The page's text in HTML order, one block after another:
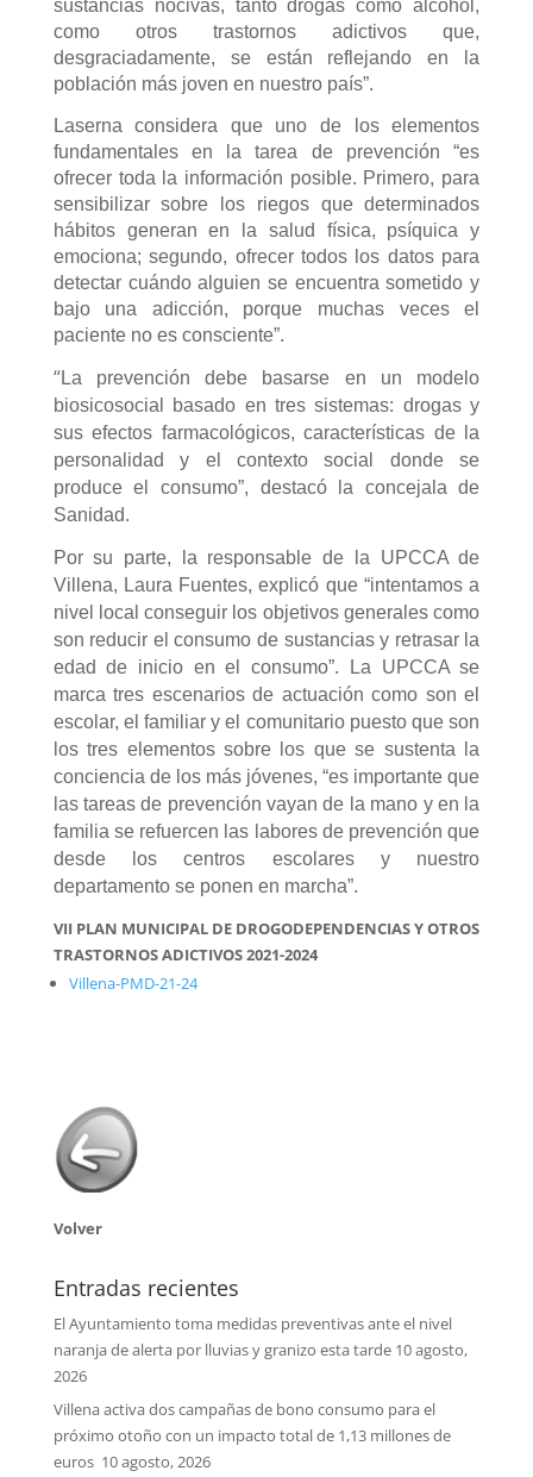
sustancias nocivas, tanto drogas como alcohol,
como otros trastornos adictivos que,
desgraciadamente, se están reflejando en la
población más joven en nuestro país”.
Laserna considera que uno de los elementos
fundamentales en la tarea de prevención “es
ofrecer toda la información posible. Primero, para
sensibilizar sobre los riegos que determinados
hábitos generan en la salud física, psíquica y
emociona; segundo, ofrecer todos los datos para
detectar cuándo alguien se encuentra sometido y
bajo una adicción, porque muchas veces el
paciente no es consciente”.
“La prevención debe basarse en un modelo
biosicosocial basado en tres sistemas: drogas y
sus efectos farmacológicos, características de la
personalidad y el contexto social donde se
produce el consumo”, destacóla concejala de
Sanidad.
Por su parte, la responsable de la UPCCA de
Villena, Laura Fuentes, explicó que “intentamos a
nivel local conseguir los objetivos generales como
son reducir el consumo de sustancias y retrasar la
edad de inicio en el consumo”. La UPCCA se
marca tres escenarios de actuación como son el
escolar, el familiar y el comunitario puesto que son
los tres elementos sobre los que se sustenta la
conciencia de los más jóvenes, “es importante que
las tareas de prevención vayan de la mano y en la
familia se refuercen las labores de prevención que
desde los centros escolares y nuestro
departamento se ponen en marcha”.
VII PLAN MUNICIPAL DE DROGODEPENDENCIAS Y OTROS
TRASTORNOS ADICTIVOS 2021-2024
Villena-PMD-21-24
Volver
Entradas recientes
El Ayuntamiento toma medidas preventivas ante el nivel
naranja de alerta por lluvias y granizo esta tarde 10 agosto,
2026
Villena activa dos campañas de bono consumo para el
próximo otoño con un impacto total de 1,13 millones de
euros 10 agosto, 2026